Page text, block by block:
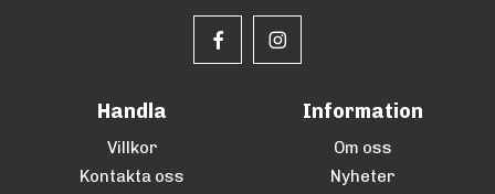
Handla
Villkor
Kontakta oss
Information
Om oss
Nyheter